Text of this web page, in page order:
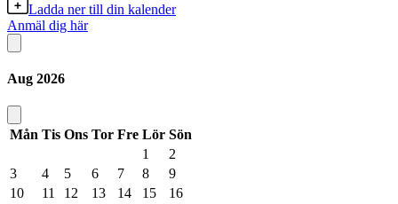
Ladda ner till din kalender
Anmäl dig här
Aug 2026
Mån Tis Ons Tor Fre Lör Sön
1
2
3
4 5 6 7 8
9
10
11 12 13 14 15
16